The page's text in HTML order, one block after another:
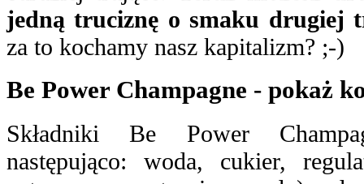
jedną truciznę o smaku drugiej
za to kochamy nasz kapitalizm? ;-)
Be Power Champagne - pokaż
Składniki Be Power
następująco: woda, cukier,